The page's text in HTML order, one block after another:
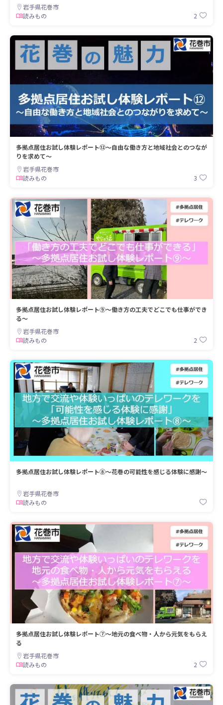
岩手県花巻市
読みもの
2
多拠点居住お試し体験レポート⑫～自由な働き方と地域社会とのつなが
りを求めて～
岩手県花巻市
読みもの
3
多拠点居住お試し体験レポート⑨～働き方の工夫でどこでも仕事ができ
る～
岩手県花巻市
読みもの
2
多拠点居住お試し体験レポート⑧～花巻の可能性を感じる体験に感謝～
岩手県花巻市
読みもの
多拠点居住お試し体験レポート⑦～地元の食べ物・人から元気をもらえ
る
岩手県花巻市
読みもの
2